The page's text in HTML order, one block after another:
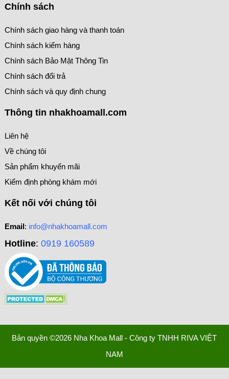
Chính sách
Chính sách giao hàng và thanh toán
Chính sách kiểm hàng
Chính sách Bảo Mật Thông Tin
Chính sách đổi trả
Chính sách và quy định chung
Thông tin nhakhoamall.com
Liên hệ
Về chúng tôi
Sản phẩm khuyến mãi
Kiểm định phòng khám mới
Kết nối với chúng tôi
Email: info@nhakhoamall.com
Hotline: 0919 160589
Bản quyền ©2026 Nha Khoa Mall - Công ty TNHH RIVA VIỆT
NAM